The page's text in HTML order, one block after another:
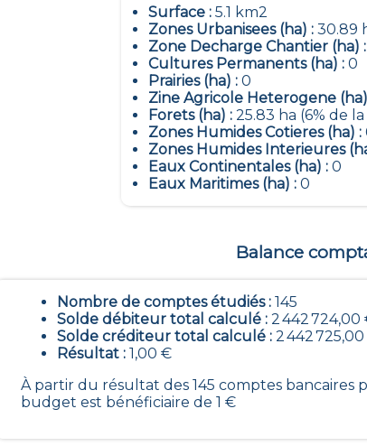
Surface : 5.1 km2
Zones Urbanisees (ha) : 30.89
Zone Decharge Chantier (ha) :
Cultures Permanents (ha) : 0
Prairies (ha) : 0
Zine Agricole Heterogene
Forets (ha) : 25.83 ha (6% de
Zones Humides Cotieres (ha) :
Zones Humides Interieures
Eaux Continentales (ha) : 0
Eaux Maritimes (ha) : 0
Balance
Nombre de comptes étudiés :145
Solde débiteur total calculé :2 442 724,00
Solde créditeur total calculé :2 442
Résultat :1,00 €
À partir du résultat des 145 comptes
budget est bénéficiaire de 1 €